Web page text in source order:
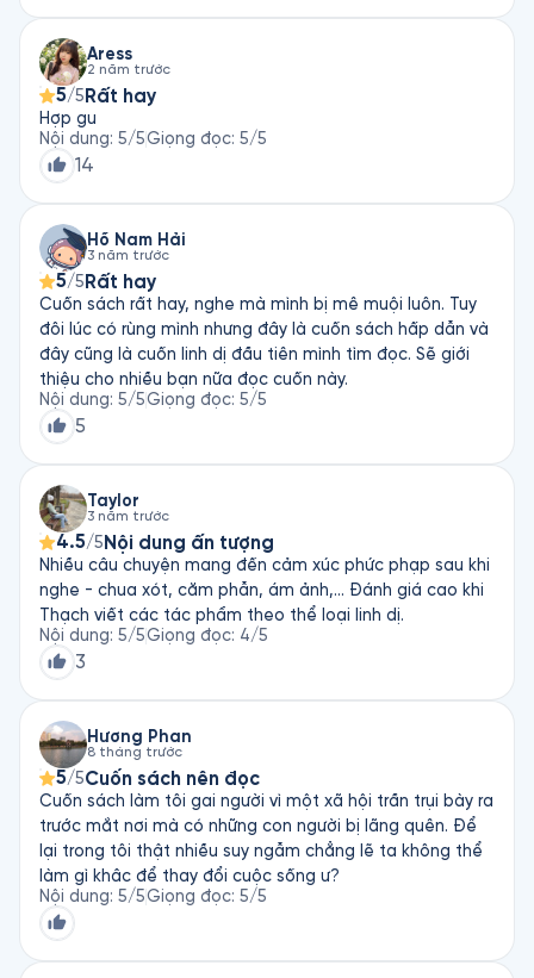
Bên cạnh đó, tác phẩm còn đề ra các phương thức làm chủ
cảm xúc và sở thích cá nhân, không để chúng cản trở quá
trình ra quyết định, cũng như kỹ năng cần chuẩn bị để chờ
đón các kết quả có thể xảy đến sau từng lựa chọn.
Sau đây, mời bạn cùng Fonos điểm qua 3 nội dung chính
trong cuốn sách Quyết Đoán: Ra Quyết Định Hiệu Quả Trong
Công Việc Và Cuộc Sống.
Aress
2 năm trước
5/5 Rất hay
Hợp gu
Nội dung: 5/5Giọng đọc: 5/5
14
Hồ Nam Hải
3 năm trước
5/5 Rất hay
Cuốn sách rất hay, nghe mà mình bị mê muội luôn. Tuy
đôi lúc có rùng mình nhưng đây là cuốn sách hấp dẫn và
đây cũng là cuốn linh dị đầu tiên mình tìm đọc. Sẽ giới
thiệu cho nhiều bạn nữa đọc cuốn này.
Nội dung: 5/5Giọng đọc: 5/5
5
Taylor
3 năm trước
4.5/5 Nội dung ấn tượng
Nhiều câu chuyện mang đến cảm xúc phức phạp sau khi
nghe - chua xót, căm phẫn, ám ảnh,... Đánh giá cao khi
Thạch viết các tác phẩm theo thể loại linh dị.
Nội dung: 5/5Giọng đọc: 4/5
3
Hương Phan
8 tháng trước
5/5Cuốn sách nên đọc
Cuốn sách làm tôi gai người vì một xã hội trần trụi bày ra
trước mắt nơi mà có những con người bị lãng quên. Để
lại trong tôi thật nhiều suy ngẫm chẳng lẽ ta không thể
làm gì khâc để thay đổi cuộc sống ư?
Nội dung: 5/5Giọng đọc: 5/5